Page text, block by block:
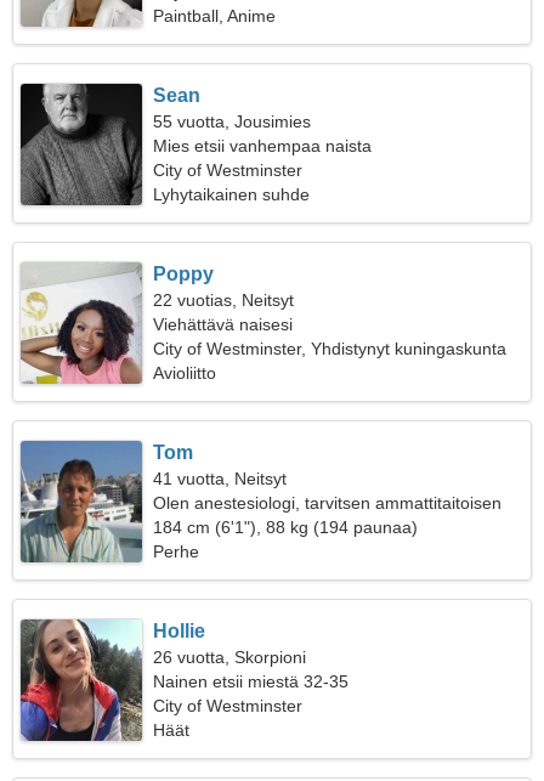
Paintball, Anime
Sean
55 vuotta, Jousimies
Mies etsii vanhempaa naista
City of Westminster
Lyhytaikainen suhde
Poppy
22 vuotias, Neitsyt
Viehättävä naisesi
City of Westminster, Yhdistynyt kuningaskunta
Avioliitto
Tom
41 vuotta, Neitsyt
Olen anestesiologi, tarvitsen ammattitaitoisen
naisen
184 cm (6'1"), 88 kg (194 paunaa)
Perhe
Hollie
26 vuotta, Skorpioni
Nainen etsii miestä 32-35
City of Westminster
Häät